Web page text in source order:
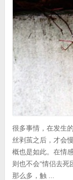
很多事情，在发生
丝剥茧之后，才会
概也是如此。在情
则也不会“情侣去死
那么多，触 ...